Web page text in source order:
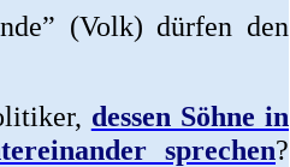
(Volk) dürfen den
dessen Söhne in
sprechen?